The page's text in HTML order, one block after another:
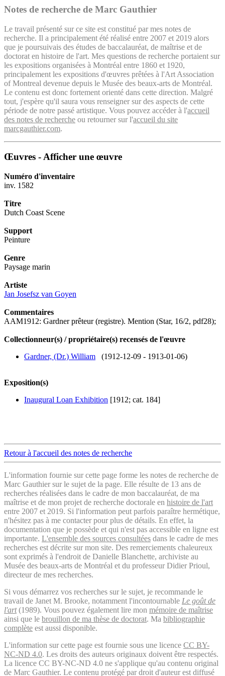
Notes de recherche de Marc Gauthier
Le travail présenté sur ce site est constitué par mes notes de
recherche. Il a principalement été réalisé entre 2007 et 2019 alors
que je poursuivais des études de baccalauréat, de maîtrise et de
doctorat en histoire de l'art. Mes questions de recherche portaient sur
les expositions organisées à Montréal entre 1860 et 1920,
principalement les expositions d'œuvres prêtées à l'Art Association
of Montreal devenue depuis le Musée des beaux-arts de Montréal.
Le contenu est donc fortement orienté dans cette direction. Malgré
tout, j'espère qu'il saura vous renseigner sur des aspects de cette
période de notre passé artistique. Vous pouvez accéder à l'accueil
des notes de recherche ou retourner sur l'accueil du site
marcgauthier.com.
Œuvres - Afficher une œuvre
Numéro d'inventaire
inv. 1582
Titre
Dutch Coast Scene
Support
Peinture
Genre
Paysage marin
Artiste
Jan Josefsz van Goyen
Commentaires
AAM1912: Gardner prêteur (registre). Mention (Star, 16/2, pdf28);
Collectionneur(s) / propriétaire(s) recensés de l'œuvre
Gardner, (Dr.) William (1912-12-09 - 1913-01-06)
Exposition(s)
Inaugural Loan Exhibition [1912; cat. 184]
Retour à l'accueil des notes de recherche
L'information fournie sur cette page forme les notes de recherche de
Marc Gauthier sur le sujet de la page. Elle résulte de 13 ans de
recherches réalisées dans le cadre de mon baccalauréat, de ma
maîtrise et de mon projet de recherche doctorale en histoire de l'art
entre 2007 et 2019. Si l'information peut parfois paraître hermétique,
n'hésitez pas à me contacter pour plus de détails. En effet, la
documentation que je possède et qui n'est pas accessible en ligne est
importante. L'ensemble des sources consultées dans le cadre de mes
recherches est décrite sur mon site. Des remerciements chaleureux
sont exprimés à l'endroit de Danielle Blanchette, archiviste au
Musée des beaux-arts de Montréal et du professeur Didier Prioul,
directeur de mes recherches.
Si vous démarrez vos recherches sur le sujet, je recommande le
travail de Janet M. Brooke, notamment l'incontournable Le goût de
l'art(1989). Vous pouvez également lire mon mémoire de maîtrise
ainsi que le brouillon de ma thèse de doctorat. Ma bibliographie
complète est aussi disponible.
L'information sur cette page est fournie sous une licence CC BY-
NC-ND 4.0. Les droits des auteurs originaux doivent être respectés.
La licence CC BY-NC-ND 4.0 ne s'applique qu'au contenu original
de Marc Gauthier. Le contenu protégé par droit d'auteur est diffusé